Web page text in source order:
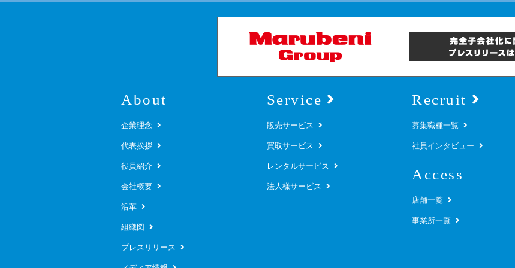
About
企業理念
代表挨拶
役員紹介
会社概要
沿革
組織図
プレスリリース
Service
販売サービス
買取サービス
レンタルサービス
法人様サービス
Recruit
募集職種一覧
社員インタビュー
Access
店舗一覧
事業所一覧